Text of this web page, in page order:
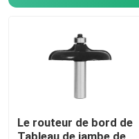
Le routeur de bord de